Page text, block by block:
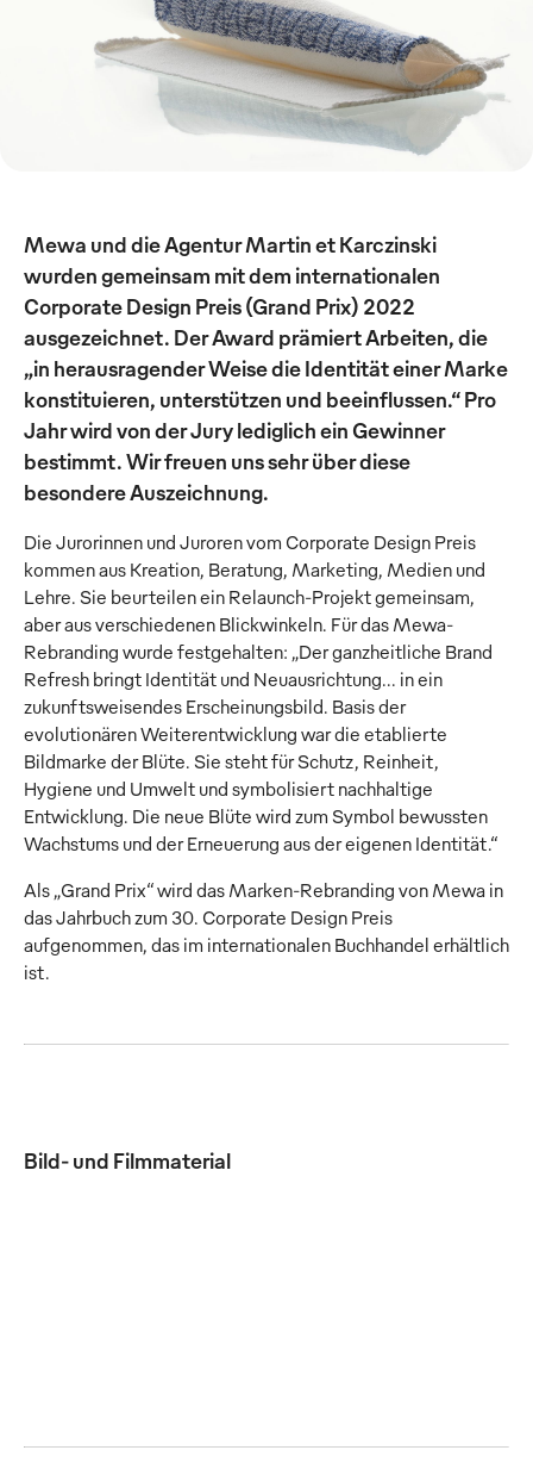
Mewa und die Agentur Martin et Karczinski
wurden gemeinsam mit dem internationalen
Corporate Design Preis (Grand Prix) 2022
ausgezeichnet. Der Award prämiert Arbeiten, die
„in herausragender Weise die Identität einer Marke
konstituieren, unterstützen und beeinflussen.“ Pro
Jahr wird von der Jury lediglich ein Gewinner
bestimmt. Wir freuen uns sehr über diese
besondere Auszeichnung.
Die Jurorinnen und Juroren vom Corporate Design Preis
kommen aus Kreation, Beratung, Marketing, Medien und
Lehre. Sie beurteilen ein Relaunch-Projekt gemeinsam,
aber aus verschiedenen Blickwinkeln. Für das Mewa-
Rebranding wurde festgehalten: „Der ganzheitliche Brand
Refresh bringt Identität und Neuausrichtung… in ein
zukunftsweisendes Erscheinungsbild. Basis der
evolutionären Weiterentwicklung war die etablierte
Bildmarke der Blüte. Sie steht für Schutz, Reinheit,
Hygiene und Umwelt und symbolisiert nachhaltige
Entwicklung. Die neue Blüte wird zum Symbol bewussten
Wachstums und der Erneuerung aus der eigenen Identität.“
Als „Grand Prix“ wird das Marken-Rebranding von Mewa in
das Jahrbuch zum 30. Corporate Design Preis
aufgenommen, das im internationalen Buchhandel erhältlich
ist.
Bild- und Filmmaterial